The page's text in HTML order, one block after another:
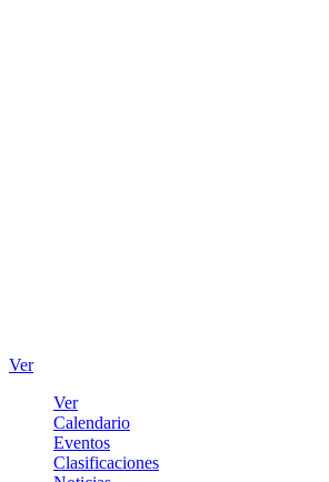
Ver
Ver
Calendario
Eventos
Clasificaciones